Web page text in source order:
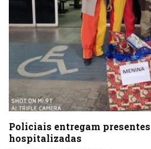
Policiais entregam
hospitalizadas